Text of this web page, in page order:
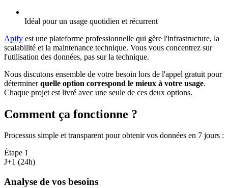
Idéal pour un usage quotidien et récurrent
Apify est une plateforme professionnelle qui gère l'infrastructure, la
scalabilité et la maintenance technique. Vous vous concentrez sur
l'utilisation des données, pas sur la technique.
Nous discutons ensemble de votre besoin lors de l'appel gratuit pour
déterminerquelle option correspond le mieux à votre usage.
Chaque projet est livré avec une seule de ces deux options.
Comment ça fonctionne ?
Processus simple et transparent pour obtenir vos données en 7 jours :
Étape 1
J+1 (24h)
Analyse de vos besoins